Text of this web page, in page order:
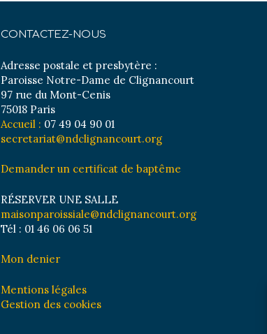
CONTACTEZ-NOUS
Adresse postale et presbytère :
Paroisse Notre-Dame de Clignancourt
97 rue du Mont-Cenis
75018 Paris
Accueil : 07 49 04 90 01
secretariat@ndclignancourt.org
Demander un certificat de baptême
RÉSERVER UNE SALLE
maisonparoissiale@ndclignancourt.org
Tél : 01 46 06 06 51
Mon denier
Mentions légales
Gestion des cookies